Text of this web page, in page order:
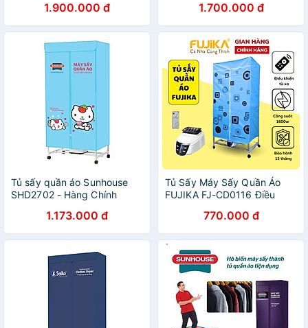
1.900.000 đ
khiển từ xa, Có chế độ O3
khử mùi, diệt khuẩn, Hàng
chính hãng - Bảo hành 12
tháng
1.700.000 đ
Tủ sấy quần áo Sunhouse
SHD2702 - Hàng Chính
1.173.000 đ
Tủ Sấy Máy Sấy Quần Áo
FUJIKA FJ-CD0116 Điều
1600W - Hàng Chính Hãng
770.000 đ